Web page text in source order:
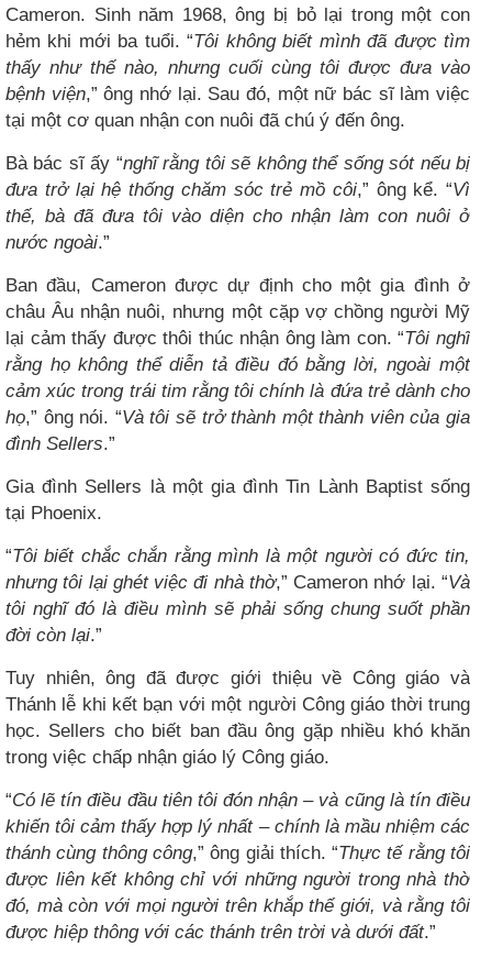
Cameron. Sinh năm 1968, ông bị bỏ lại trong một con
hẻm khi mới ba tuổi. “Tôi không biết mình đã được tìm
thấy như thế nào, nhưng cuối cùng tôi được đưa vào
bệnh viện,” ông nhớ lại. Sau đó, một nữ bác sĩ làm việc
tại một cơ quan nhận con nuôi đã chú ý đến ông.
Bà bác sĩ ấy “nghĩ rằng tôi sẽ không thể sống sót nếu bị
đưa trở lại hệ thống chăm sóc trẻ mồ côi,” ông kể. “Vì
thế, bà đã đưa tôi vào diện cho nhận làm con nuôi ở
nước ngoài.”
Ban đầu, Cameron được dự định cho một gia đình ở
châu Âu nhận nuôi, nhưng một cặp vợ chồng người Mỹ
lại cảm thấy được thôi thúc nhận ông làm con. “Tôi nghĩ
rằng họ không thể diễn tả điều đó bằng lời, ngoài một
cảm xúc trong trái tim rằng tôi chính là đứa trẻ dành cho
họ,” ông nói. “Và tôi sẽ trở thành một thành viên của gia
đình Sellers.”
Gia đình Sellers là một gia đình Tin Lành Baptist sống
tại Phoenix.
“Tôi biết chắc chắn rằng mình là một người có đức tin,
nhưng tôi lại ghét việc đi nhà thờ,” Cameron nhớ lại. “Và
tôi nghĩ đó là điều mình sẽ phải sống chung suốt phần
đời còn lại.”
Tuy nhiên, ông đã được giới thiệu về Công giáo và
Thánh lễ khi kết bạn với một người Công giáo thời trung
học. Sellers cho biết ban đầu ông gặp nhiều khó khăn
trong việc chấp nhận giáo lý Công giáo.
“Có lẽ tín điều đầu tiên tôi đón nhận – và cũng là tín điều
khiến tôi cảm thấy hợp lý nhất – chính là mầu nhiệm các
thánh cùng thông công,” ông giải thích. “Thực tế rằng tôi
được liên kết không chỉ với những người trong nhà thờ
đó, mà còn với mọi người trên khắp thế giới, và rằng tôi
được hiệp thông với các thánh trên trời và dưới đất.”